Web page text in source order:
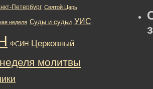
Петербург Святой Царь
неделя Суды и судьи УИС
ФСИН Церковный
неделя молитвы